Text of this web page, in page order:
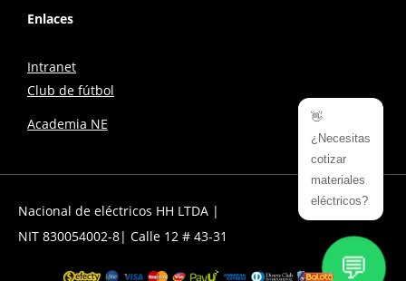
Enlaces
Intranet
Club de fútbol
Academia NE
👋
¿Necesitas
cotizar
materiales
eléctricos?
💬
Nacional de eléctricos HH LTDA |
NIT 830054002-8| Calle 12 # 43-31